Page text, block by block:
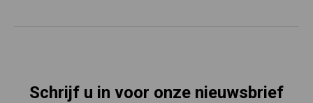
Schrijf u in voor onze nieuwsbrief